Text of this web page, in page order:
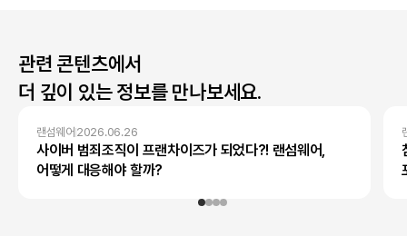
관련 콘텐츠에서
더 깊이 있는 정보를 만나보세요.
랜섬웨어2026.06.26
사이버 범죄조직이 프랜차이즈가 되었다?! 랜섬웨어,
어떻게 대응해야 할까?